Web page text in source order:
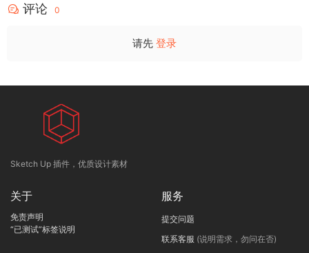
评论 0
请先 登录
Sketch Up 插件，优质设计素材
关于
免责声明
“已测试”标签说明
服务
提交问题
联系客服 (说明需求，勿问在否)